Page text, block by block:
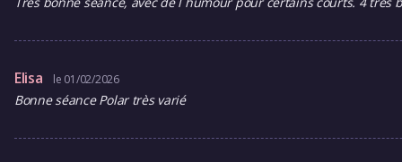
Elisa le 01/02/2026
Bonne séance Polar très varié